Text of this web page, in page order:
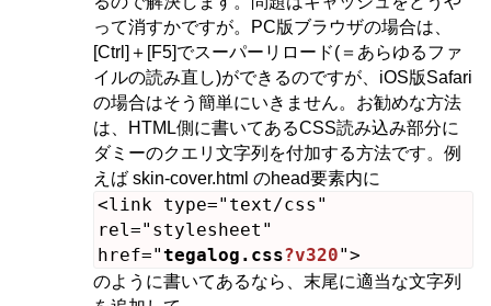
って消すかですが。PC版ブラウザの場合は、
[Ctrl]＋[F5]でスーパーリロード(＝あらゆるファ
イルの読み直し)ができるのですが、iOS版Safari
の場合はそう簡単にいきません。お勧めな方法
は、HTML側に書いてあるCSS読み込み部分に
ダミーのクエリ文字列を付加する方法です。例
えば skin-cover.html のhead要素内に
<link type="text/css"
rel="stylesheet"
href="tegalog.css?v320">
のように書いてあるなら、末尾に適当な文字列